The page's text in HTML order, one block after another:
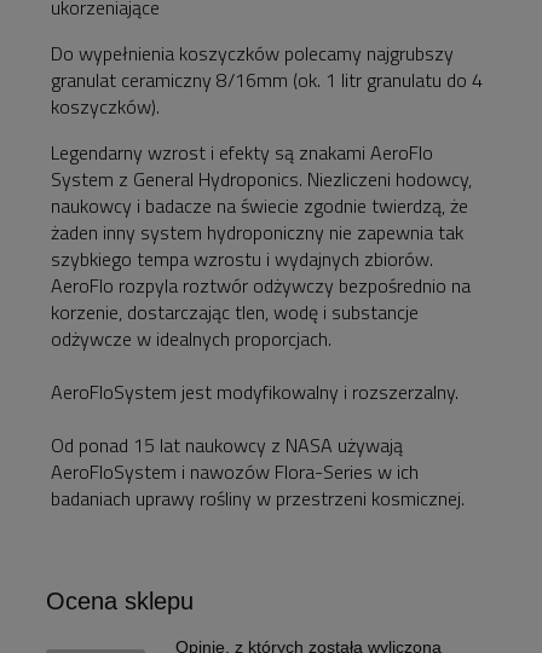
ukorzeniające
Do wypełnienia koszyczków polecamy najgrubszy
granulat ceramiczny 8/16mm (ok. 1 litr granulatu do 4
koszyczków).
Legendarny wzrost i efekty są znakami AeroFlo
System z General Hydroponics. Niezliczeni hodowcy,
naukowcy i badacze na świecie zgodnie twierdzą, że
żaden inny system hydroponiczny nie zapewnia tak
szybkiego tempa wzrostu i wydajnych zbiorów.
AeroFlo rozpyla roztwór odżywczy bezpośrednio na
korzenie, dostarczając tlen, wodę i substancje
odżywcze w idealnych proporcjach.
AeroFloSystem jest modyfikowalny i rozszerzalny.
Od ponad 15 lat naukowcy z NASA używają
AeroFloSystem i nawozów Flora-Series w ich
badaniach uprawy rośliny w przestrzeni kosmicznej.
Ocena sklepu
Opinie, z których została wyliczona